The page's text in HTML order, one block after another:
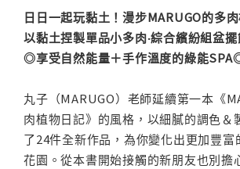
日日一起玩黏土！漫步MARUGO的多
以黏土捏製單品小多肉‧綜合繽紛組盆
◎享受自然能量＋手作溫度的綠能
丸子（MARUGO）老師延續第一本《
肉植物日記》的風格，以細膩的調色＆
了24件全新作品，為你變化出更加豐富
花園。從本書開始接觸的新朋友也別擔